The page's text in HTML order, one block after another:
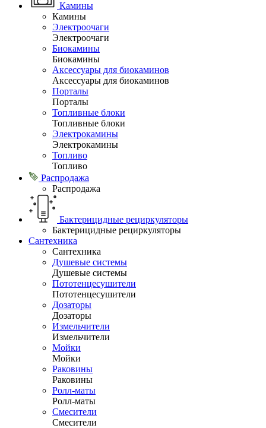
Камины
Камины
Электроочаги
Электроочаги
Биокамины
Биокамины
Аксессуары для биокаминов
Аксессуары для биокаминов
Порталы
Порталы
Топливные блоки
Топливные блоки
Электрокамины
Электрокамины
Топливо
Топливо
Распродажа
Распродажа
Бактерицидные рециркуляторы
Бактерицидные рециркуляторы
Сантехника
Сантехника
Душевые системы
Душевые системы
Пототенцесушители
Пототенцесушители
Дозаторы
Дозаторы
Измельчители
Измельчители
Мойки
Мойки
Раковины
Раковины
Ролл-маты
Ролл-маты
Смесители
Смесители